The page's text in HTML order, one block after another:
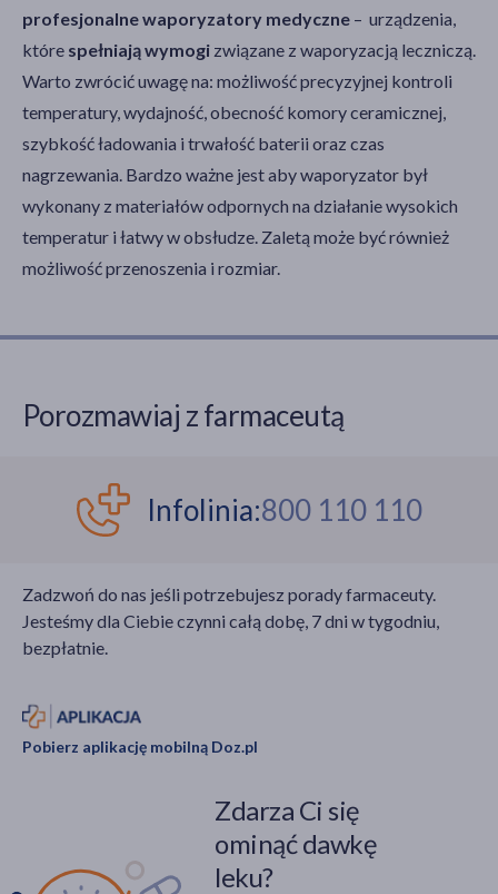
profesjonalne waporyzatory medyczne – urządzenia,
które spełniają wymogi związane z waporyzacją leczniczą.
Warto zwrócić uwagę na: możliwość precyzyjnej kontroli
temperatury, wydajność, obecność komory ceramicznej,
szybkość ładowania i trwałość baterii oraz czas
nagrzewania. Bardzo ważne jest aby waporyzator był
wykonany z materiałów odpornych na działanie wysokich
temperatur i łatwy w obsłudze. Zaletą może być również
możliwość przenoszenia i rozmiar.
Porozmawiaj z farmaceutą
Infolinia:800 110 110
Zadzwoń do nas jeśli potrzebujesz porady farmaceuty.
Jesteśmy dla Ciebie czynni całą dobę, 7 dni w tygodniu,
bezpłatnie.
Pobierz aplikację mobilną Doz.pl
Zdarza Ci się
ominąć dawkę
leku?